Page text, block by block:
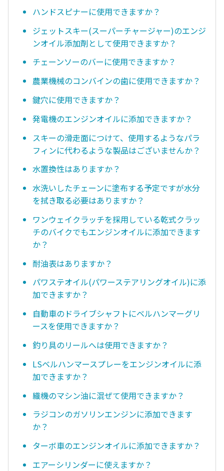
ハンドスピナーに使用できますか？
ジェットスキー(スーパーチャージャー)のエンジ
ンオイル添加剤として使用できますか？
チェーンソーのバーに使用できますか？
農業機械のコンバインの歯に使用できますか？
鍵穴に使用できますか？
発電機のエンジンオイルに添加できますか？
スキーの滑走面につけて、使用するようなパラ
フィンに代わるような製品はございませんか？
水置換性はありますか？
水洗いしたチェーンに塗布する予定ですが水分
を拭き取る必要はありますか？
ワンウェイクラッチを採用している乾式クラッ
チのバイクでもエンジンオイルに添加できます
か？
耐油表はありますか？
パワステオイル(パワーステアリングオイル)に添
加できますか？
自動車のドライブシャフトにベルハンマーグリ
ースを使用できますか？
釣り具のリールへは使用できますか？
LSベルハンマースプレーをエンジンオイルに添
加できますか？
織機のマシン油に混ぜて使用できますか？
ラジコンのガソリンエンジンに添加できます
か？
ターボ車のエンジンオイルに添加できますか？
エアーシリンダーに使えますか？